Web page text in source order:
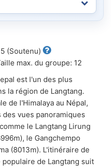
(Soutenu)
max. du groupe: 12
est l'un des plus
la région de Langtang.
de l'Himalaya au Népal,
vues panoramiques
le Langtang Lirung
le Gangchempo
(8013m). L'itinéraire de
de Langtang suit